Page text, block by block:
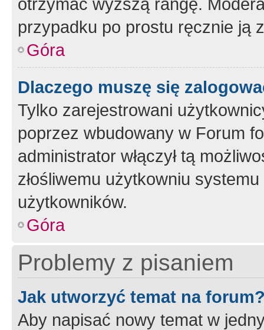
przypadku po prostu ręcznie ją
Góra
Dlaczego muszę się
Tylko zarejestrowani
poprzez wbudowany w Forum
administrator włączył tą
złośliwemu użytkowniu
użytkowników.
Góra
Problemy z pisaniem
Jak utworzyć temat na
Aby napisać nowy temat w